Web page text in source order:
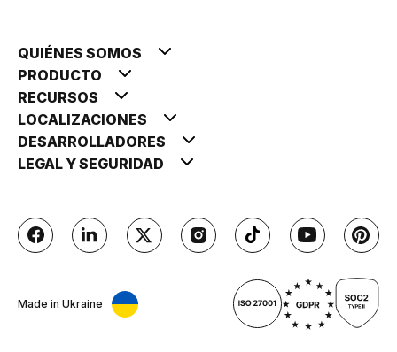
QUIÉNES SOMOS
PRODUCTO
RECURSOS
LOCALIZACIONES
DESARROLLADORES
LEGAL Y SEGURIDAD
Made in Ukraine